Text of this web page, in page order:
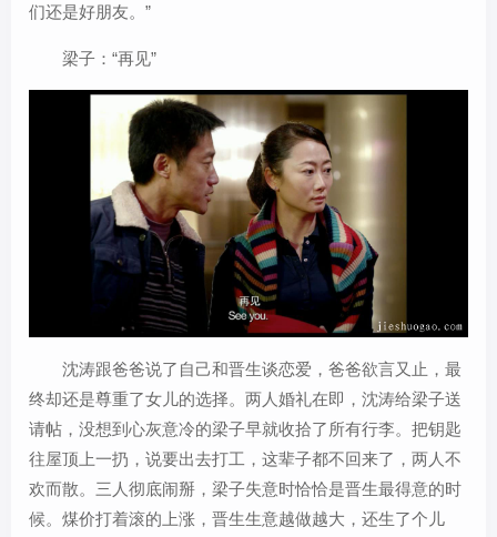
们还是好朋友。”
梁子：“再见”
沈涛跟爸爸说了自己和晋生谈恋爱，爸爸欲言又止，最
终却还是尊重了女儿的选择。两人婚礼在即，沈涛给梁子送
请帖，没想到心灰意冷的梁子早就收拾了所有行李。把钥匙
往屋顶上一扔，说要出去打工，这辈子都不回来了，两人不
欢而散。三人彻底闹掰，梁子失意时恰恰是晋生最得意的时
候。煤价打着滚的上涨，晋生生意越做越大，还生了个儿